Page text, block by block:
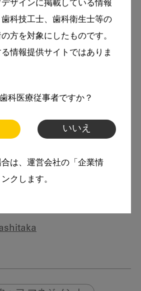
ザインに掲載している情報
科技工士、歯科衛生士等の
方を対象にしたものです。
情報提供サイトではありま
科医療従事者ですか？
いいえ
合は、運営会社の「企業情
クします。
ト推進パートナー、八尾市や
和泉市などの商工会議所専門
学を卒業後、大手通信系企業
の経営支援に従事する。 その
経理を担当する傍ら、父から